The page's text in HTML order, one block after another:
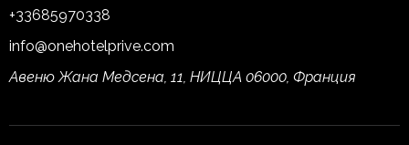
+33685970338
info@onehotelprive.com
Авеню Жана Медсена, 11, НИЦЦА 06000, Франция